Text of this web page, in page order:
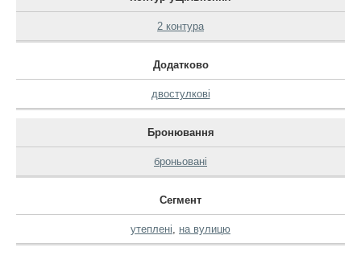
2 контура
Додатково
двостулкові
Бронювання
броньовані
Сегмент
утеплені, на вулицю